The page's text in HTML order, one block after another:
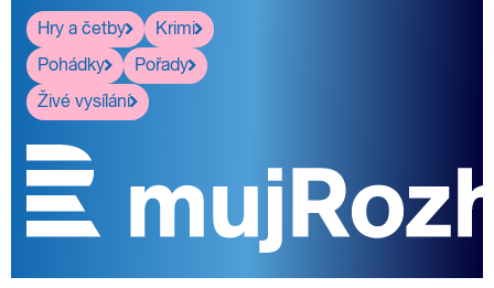
Hry a četby
Krimi
Pohádky
Pořady
Živé vysílání